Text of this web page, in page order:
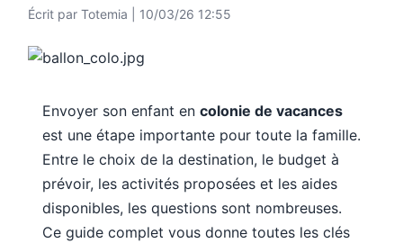
Du lundi au vendredi : 9h30-13h et 14h-19h
Écrit par Totemia | 10/03/26 12:55
Envoyer son enfant en colonie de vacances
est une étape importante pour toute la famille.
Entre le choix de la destination, le budget à
prévoir, les activités proposées et les aides
disponibles, les questions sont nombreuses.
Ce guide complet vous donne toutes les clés
Assistant Totemia
En ligne